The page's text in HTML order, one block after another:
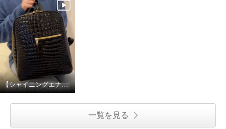
【シャイニングエナメルレザー バックパックミニ】仕様紹介
一覧を見る